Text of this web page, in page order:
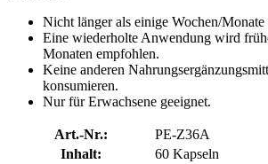
Nicht länger als einige Wochen/Monate
Eine wiederholte Anwendung wird
Monaten empfohlen.
Keine anderen
konsumieren.
Nur für Erwachsene geeignet.
Art.-Nr.:
PE-Z36A
Inhalt:
60 Kapseln